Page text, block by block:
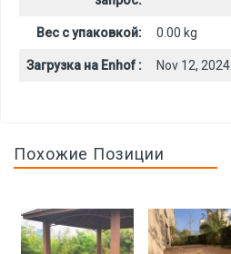
Вес с упаковкой: 0.00 kg
Загрузка на Enhof : Nov 12, 2024
Похожие Позиции